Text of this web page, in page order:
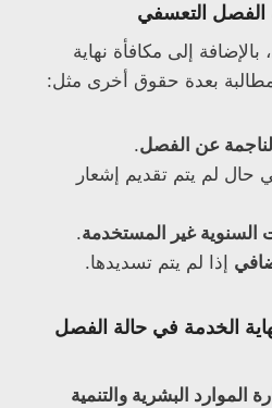
التعسفي
إلى مكافأة نهاية
بعدة حقوق أخرى مثل:
عن الفصل.
حال لم يتم تقديم إشعار
السنوية غير المستخدمة.
إذا لم يتم تسديدها.
الخدمة في حالة الفصل
البشرية والتنمية